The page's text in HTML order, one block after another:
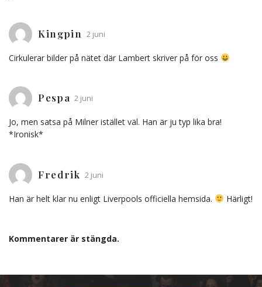
Kingpin 2 juni
Cirkulerar bilder på nätet där Lambert skriver på för oss
Pespa 2 juni
Jo, men satsa på Milner istället väl. Han är ju typ lika bra!
*Ironisk*
Fredrik 2 juni
Han är helt klar nu enligt Liverpools officiella hemsida. Härligt!
Kommentarer är stängda.